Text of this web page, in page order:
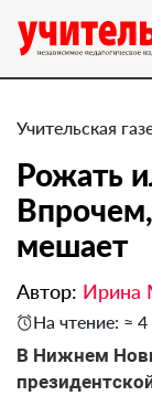
Учительская
Рожать
мешает
Автор: Ирина
На чтение: ≈
В Нижнем